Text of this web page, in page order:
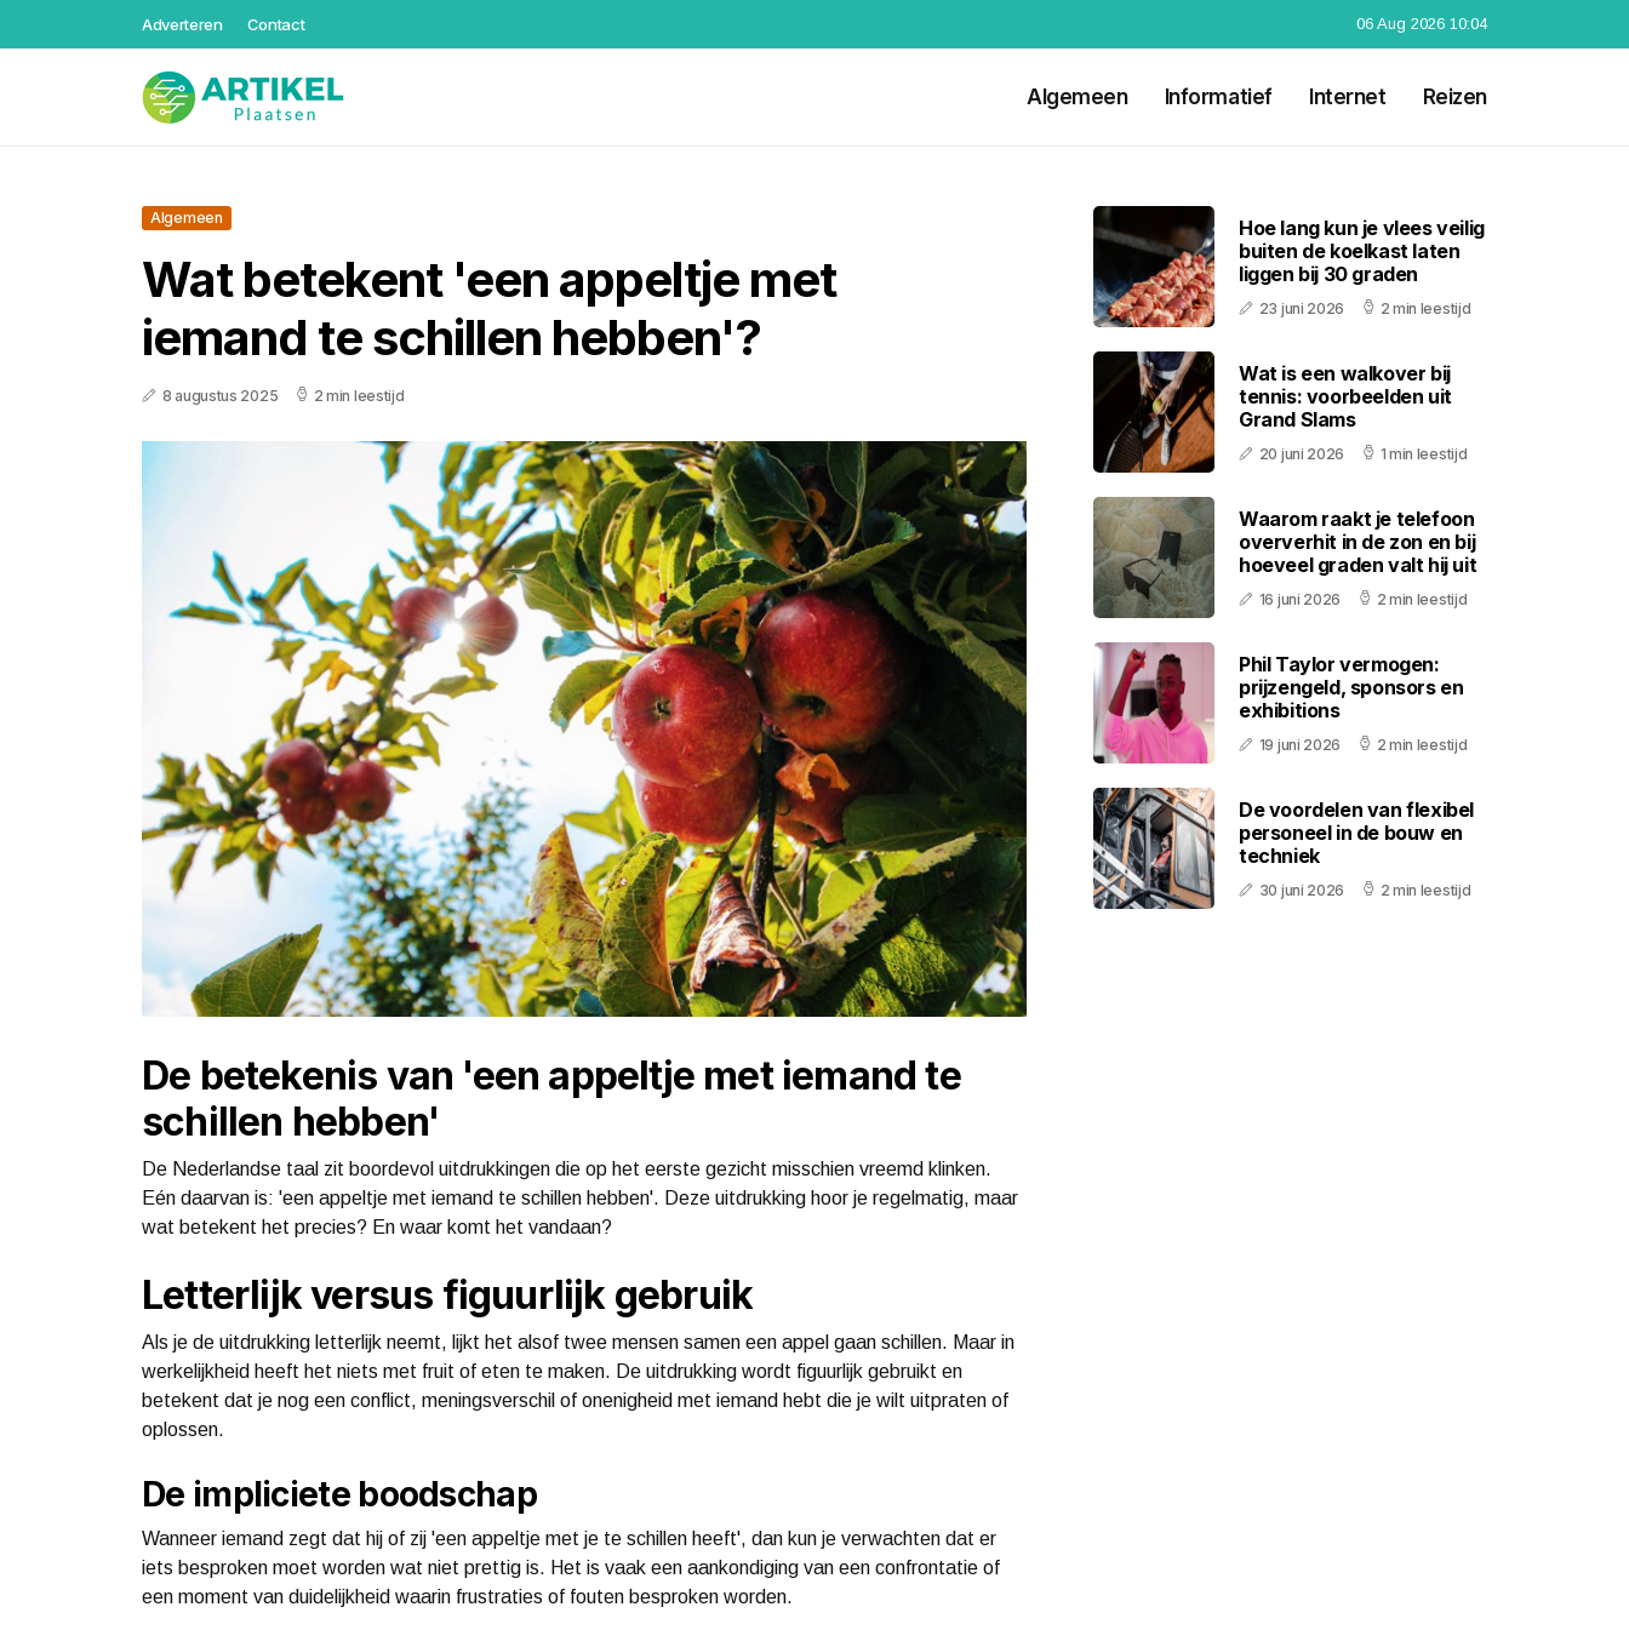
Adverteren Contact 06 Aug 2026 10:04
Algemeen Informatief Internet Reizen
Algemeen
Wat betekent 'een appeltje met
iemand te schillen hebben'?
8 augustus 2025 2 min leestijd
De betekenis van 'een appeltje met iemand te
schillen hebben'
De Nederlandse taal zit boordevol uitdrukkingen die op het eerste gezicht misschien vreemd klinken.
Eén daarvan is: 'een appeltje met iemand te schillen hebben'. Deze uitdrukking hoor je regelmatig, maar
wat betekent het precies? En waar komt het vandaan?
Letterlijk versus figuurlijk gebruik
Als je de uitdrukking letterlijk neemt, lijkt het alsof twee mensen samen een appel gaan schillen. Maar in
werkelijkheid heeft het niets met fruit of eten te maken. De uitdrukking wordt figuurlijk gebruikt en
betekent dat je nog een conflict, meningsverschil of onenigheid met iemand hebt die je wilt uitpraten of
oplossen.
De impliciete boodschap
Wanneer iemand zegt dat hij of zij 'een appeltje met je te schillen heeft', dan kun je verwachten dat er
iets besproken moet worden wat niet prettig is. Het is vaak een aankondiging van een confrontatie of
een moment van duidelijkheid waarin frustraties of fouten besproken worden.
Hoe lang kun je vlees veilig
buiten de koelkast laten
liggen bij 30 graden
23 juni 2026 2 min leestijd
Wat is een walkover bij
tennis: voorbeelden uit
Grand Slams
20 juni 2026 1 min leestijd
Waarom raakt je telefoon
oververhit in de zon en bij
hoeveel graden valt hij uit
16 juni 2026 2 min leestijd
Phil Taylor vermogen:
prijzengeld, sponsors en
exhibitions
19 juni 2026 2 min leestijd
De voordelen van flexibel
personeel in de bouw en
techniek
30 juni 2026 2 min leestijd